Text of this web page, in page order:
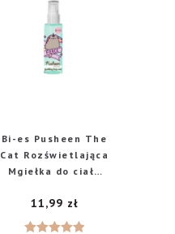
Bi-es Pusheen The
Cat Rozświetlająca
Mgiełka do ciała
11,99 zł